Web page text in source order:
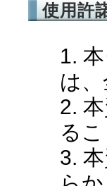
使用許
1.
は
2.
る
3.